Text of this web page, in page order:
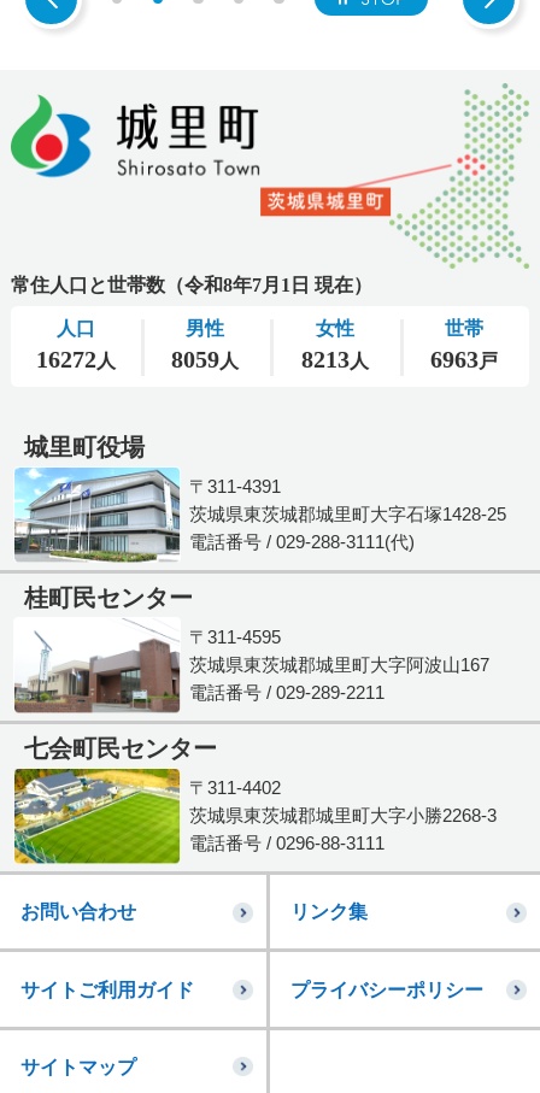
城里町役場
〒311-4391
茨城県東茨城郡城里町大字石塚1428-25
電話番号 / 029-288-3111(代)
桂町民センター
〒311-4595
茨城県東茨城郡城里町大字阿波山167
電話番号 / 029-289-2211
七会町民センター
〒311-4402
茨城県東茨城郡城里町大字小勝2268-3
電話番号 / 0296-88-3111
お問い合わせ リンク集
サイトご利用ガイド プライバシーポリシー
サイトマップ